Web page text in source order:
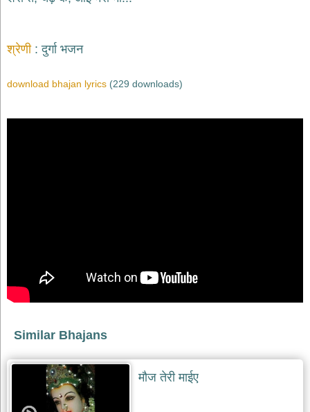
श्रेणी दुर्गा भजन
download bhajan lyrics (229 downloads)
Similar Bhajans
मौज तेरी माईए